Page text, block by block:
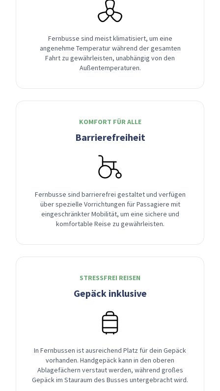
Fernbusse sind meist klimatisiert, um eine
angenehme Temperatur während der gesamten
Fahrt zu gewährleisten, unabhängig von den
Außentemperaturen.
KOMFORT FÜR ALLE
Barrierefreiheit
Fernbusse sind barrierefrei gestaltet und verfügen
über spezielle Vorrichtungen für Passagiere mit
eingeschränkter Mobilität, um eine sichere und
komfortable Reise zu gewährleisten.
STRESSFREI REISEN
Gepäck inklusive
In Fernbussen ist ausreichend Platz für dein Gepäck
vorhanden. Handgepäck kann in den oberen
Ablagefächern verstaut werden, während großes
Gepäck im Stauraum des Busses untergebracht wird.